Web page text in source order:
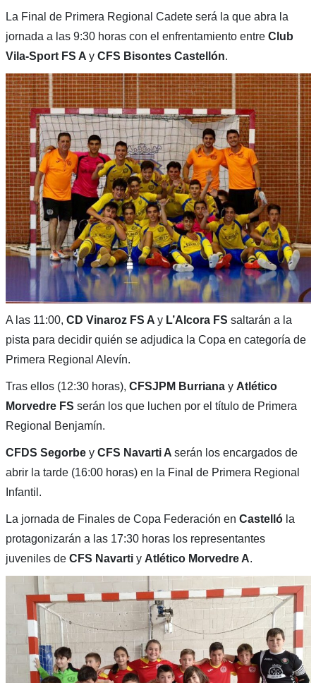
La Final de Primera Regional Cadete será la que abra la
jornada a las 9:30 horas con el enfrentamiento entre Club
Vila-Sport FS A y CFS Bisontes Castellón.
A las 11:00, CD Vinaroz FS A y L’Alcora FS saltarán a la
pista para decidir quién se adjudica la Copa en categoría de
Primera Regional Alevín.
Tras ellos (12:30 horas), CFSJPM Burrianay Atlético
Morvedre FS serán los que luchen por el título de Primera
Regional Benjamín.
CFDS Segorbey CFS Navarti A serán los encargados de
abrir la tarde (16:00 horas) en la Final de Primera Regional
Infantil.
La jornada de Finales de Copa Federación en Castelló la
protagonizarán a las 17:30 horas los representantes
juveniles de CFS Navartiy Atlético Morvedre A.